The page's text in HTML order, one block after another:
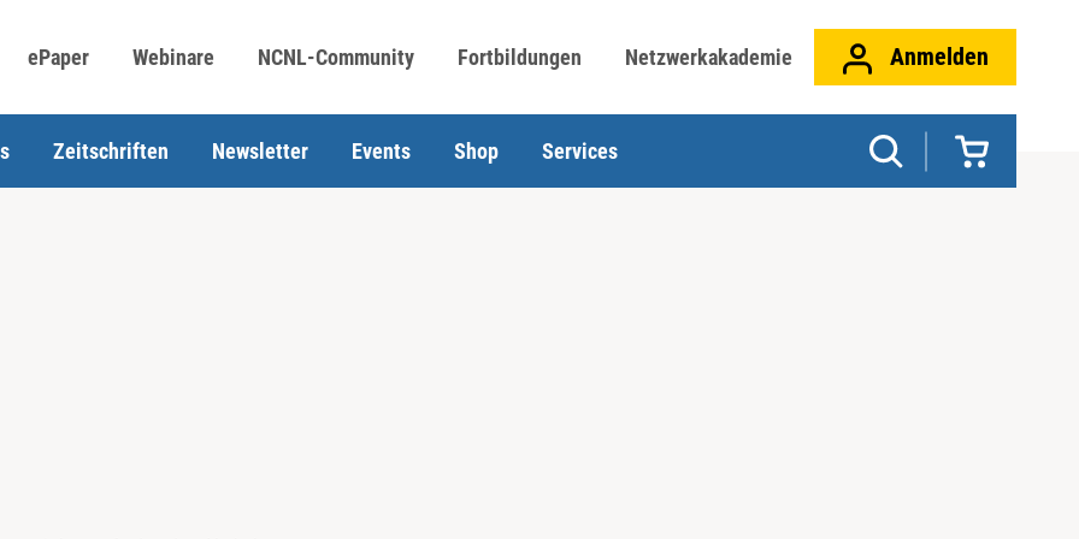
ePaper Webinare NCNL-Community Fortbildungen Netzwerkakademie Anmelden
Zeitschriften Newsletter Events Shop Services